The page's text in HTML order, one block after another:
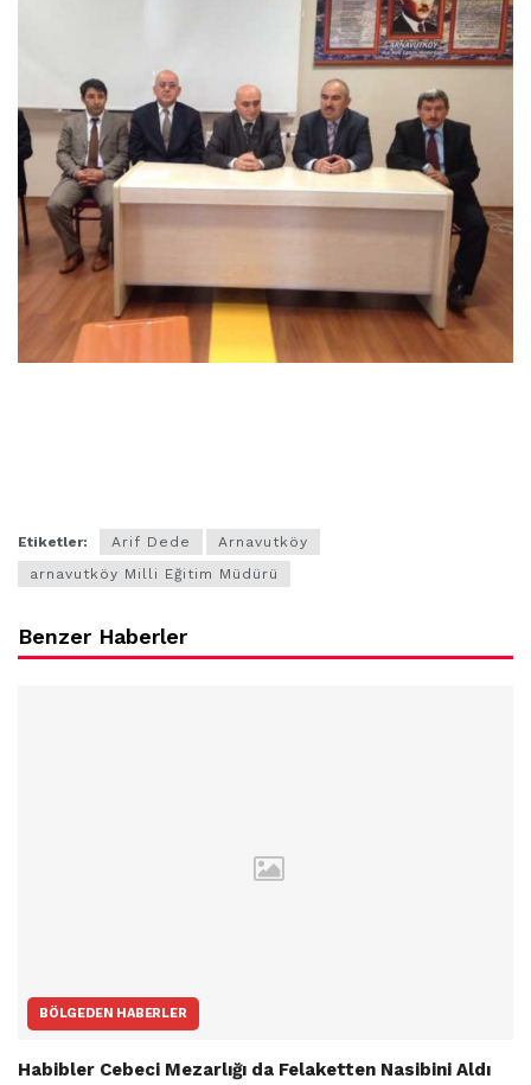
Etiketler: Arif Dede
Arnavutköy
arnavutköy Milli Eğitim Müdürü
Benzer Haberler
BÖLGEDEN HABERLER
Habibler Cebeci Mezarlığı da Felaketten Nasibini Aldı